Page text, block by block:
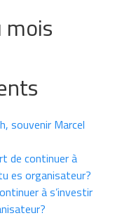
mois
souvenir Marcel
de continuer à
es organisateur?
à s’investir